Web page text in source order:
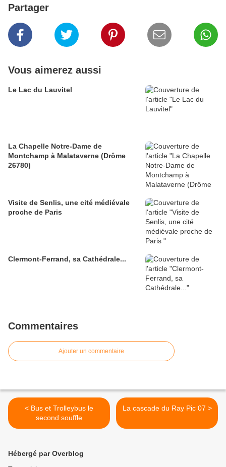
Partager
Vous aimerez aussi
Le Lac du Lauvitel
La Chapelle Notre-Dame de
Montchamp à Malataverne (Drôme
26780)
Visite de Senlis, une cité médiévale
proche de Paris
Clermont-Ferrand, sa Cathédrale...
Commentaires
Ajouter un commentaire
< Bus et Trolleybus le
second souffle
La cascade du Ray Pic 07 >
Hébergé par Overblog